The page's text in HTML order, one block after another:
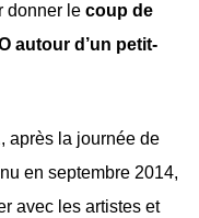
donner lecoup de
autour d’un petit-
, après la journée de
en septembre 2014,
avec les artistes et